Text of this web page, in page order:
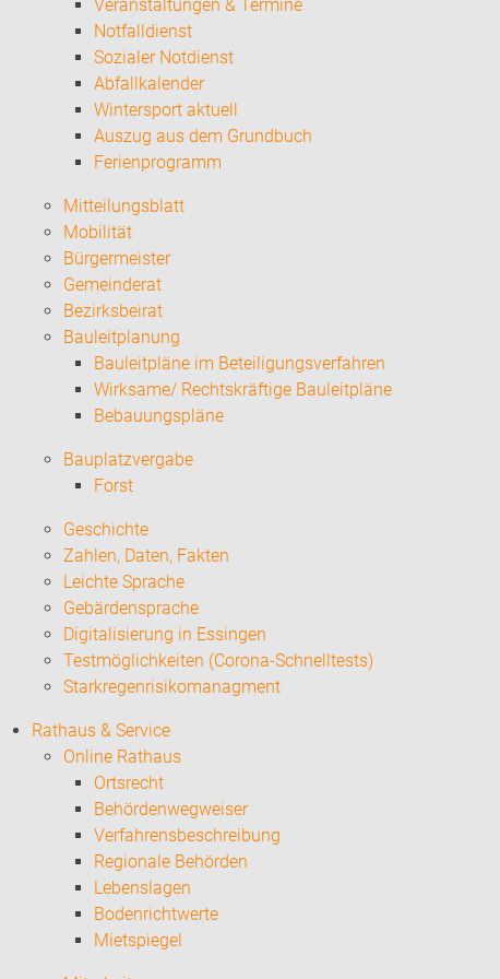
Veranstaltungen & Termine
Notfalldienst
Sozialer Notdienst
Abfallkalender
Wintersport aktuell
Auszug aus dem Grundbuch
Ferienprogramm
Mitteilungsblatt
Mobilität
Bürgermeister
Gemeinderat
Bezirksbeirat
Bauleitplanung
Bauleitpläne im Beteiligungsverfahren
Wirksame/ Rechtskräftige Bauleitpläne
Bebauungspläne
Bauplatzvergabe
Forst
Geschichte
Zahlen, Daten, Fakten
Leichte Sprache
Gebärdensprache
Digitalisierung in Essingen
Testmöglichkeiten (Corona-Schnelltests)
Starkregenrisikomanagment
Rathaus & Service
Online Rathaus
Ortsrecht
Behördenwegweiser
Verfahrensbeschreibung
Regionale Behörden
Lebenslagen
Bodenrichtwerte
Mietspiegel